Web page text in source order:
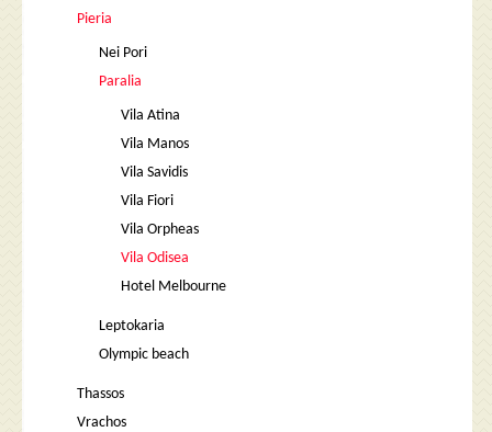
Pieria
Nei Pori
Paralia
Vila Atina
Vila Manos
Vila Savidis
Vila Fiori
Vila Orpheas
Vila Odisea
Hotel Melbourne
Leptokaria
Olympic beach
Thassos
Vrachos